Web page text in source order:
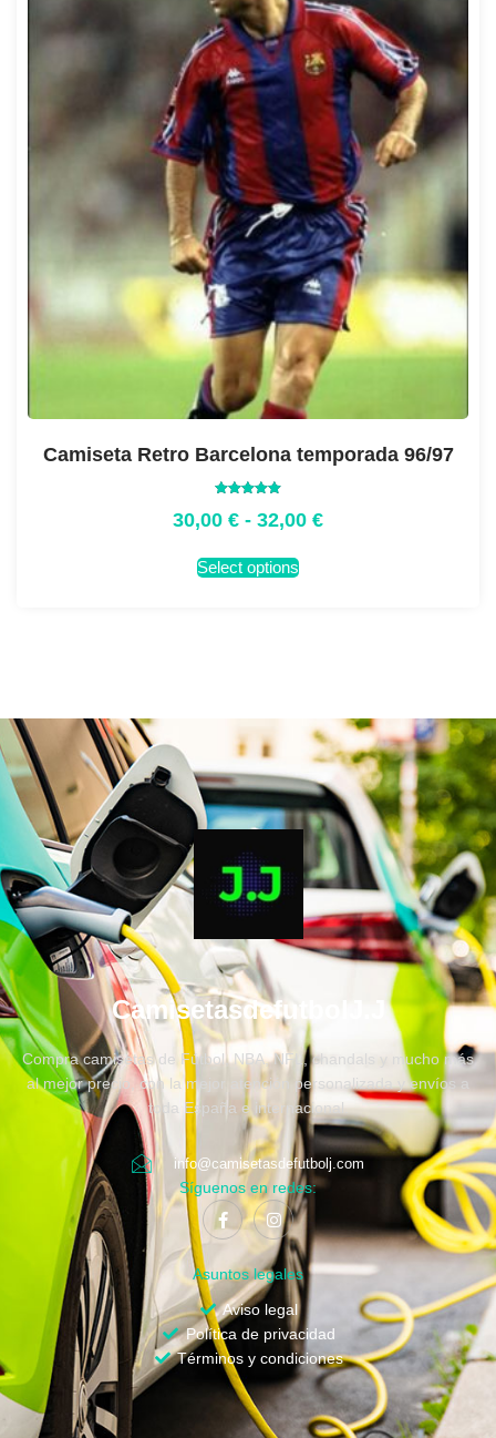
Camiseta Retro Barcelona temporada 96/97
con
5.00
30,00 € - 32,00 €
Select options
CamisetasdefutbolJ.J
Compra camisetas de Fútbol, NBA, NFL, chandals y mucho más
al mejor precio, con la mejor atención personalizada y envíos a
toda España e internacional.
info@camisetasdefutbolj.com
Síguenos en redes:
Asuntos legales
Aviso legal
Política de privacidad
Términos y condiciones